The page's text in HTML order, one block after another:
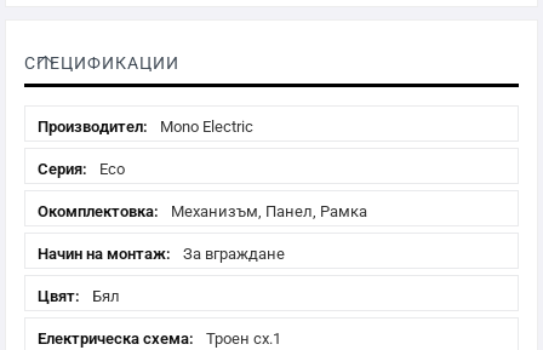
СПЕЦИФИКАЦИИ
Mono Electric
Eco
Механизъм, Панел, Рамка
За вграждане
Бял
Троен сх.1